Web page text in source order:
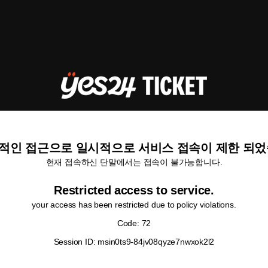
인 접근으로 일시적으로 서비스 접속이 제한 되
현재 접속하신 단말에서는 접속이 불가능합니다.
Restricted access to service.
your access has been restricted due to policy violations.
Code: 72
Session ID: msin0ts9-84jv08qyze7nwxok2l2